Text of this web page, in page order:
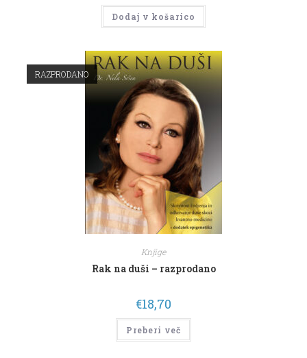
Dodaj v košarico
RAZPRODANO
Knjige
Rak na duši – razprodano
€18,70
Preberi več